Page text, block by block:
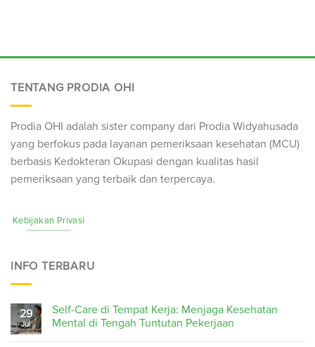
TENTANG PRODIA OHI
Prodia OHI adalah sister company dari Prodia Widyahusada
yang berfokus pada layanan pemeriksaan kesehatan (MCU)
berbasis Kedokteran Okupasi dengan kualitas hasil
pemeriksaan yang terbaik dan terpercaya.
Kebijakan Privasi
INFO TERBARU
29
Jul
Self-Care di Tempat Kerja: Menjaga Kesehatan
Mental di Tengah Tuntutan Pekerjaan